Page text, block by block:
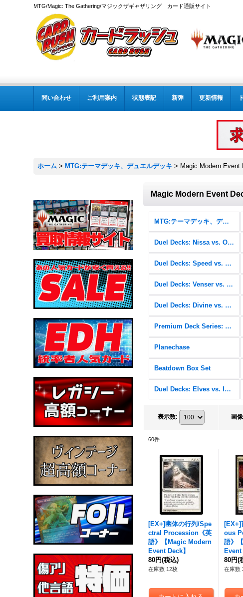
MTG/Magic: The Gathering/マジックザギャザリング カード通販サイト
問い合わせ ご利用案内 状態表記 新弾 更新情報
ホーム > MTG:テーマデッキ、デュエルデッキ > Magic Modern Event
Magic Modern Event
MTG:テーマデッキ、デュエルデッキ (全商品)
Duel Decks: Nissa vs. Ob Nixilis
Duel Decks: Speed vs. Cunning
Duel Decks: Venser vs. Koth
Duel Decks: Divine vs. Demonic
Premium Deck Series: Graveborn
Planechase
Beatdown Box Set
Duel Decks: Elves vs. Inventors
表示数: 画像
60件
[EX+]幽体の行列/Spe
ctral Procession《英
語》【Magic Modern
Event Deck】
80円(税込)
在庫数 12枚
[EX+]
ous
語》
Event
80円(
在庫数